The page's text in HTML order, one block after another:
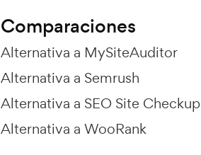
Comparaciones
Alternativa a MySiteAuditor
Alternativa a Semrush
Alternativa a SEO Site Checkup
Alternativa a WooRank